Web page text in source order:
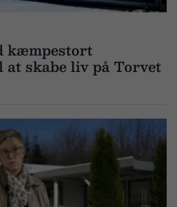
kæmpestort
skabe liv på Torvet